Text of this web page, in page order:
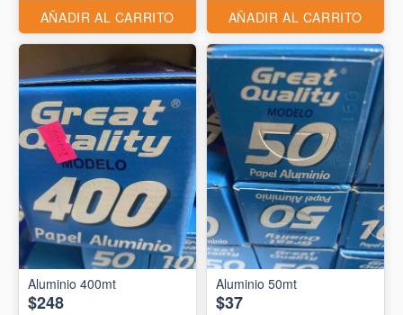
AÑADIR AL CARRITO AÑADIR AL CARRITO
Aluminio 400mt
$248
Aluminio 50mt
$37